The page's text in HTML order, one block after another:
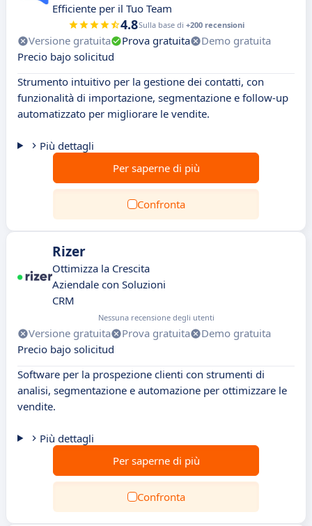
Efficiente per il Tuo Team
4.8Sulla base di +200 recensioni
Versione gratuita Prova gratuita
Demo gratuita
Precio bajo solicitud
Strumento intuitivo per la gestione dei contatti, con
funzionalità di importazione, segmentazione e follow-up
automatizzato per migliorare le vendite.
Più dettagli
Per saperne di più
Confronta
Rizer
Ottimizza la Crescita
Aziendale con Soluzioni
CRM
Nessuna recensione degli utenti
Versione gratuita Prova gratuita
Demo gratuita
Precio bajo solicitud
Software per la prospezione clienti con strumenti di
analisi, segmentazione e automazione per ottimizzare le
vendite.
Più dettagli
Per saperne di più
Confronta